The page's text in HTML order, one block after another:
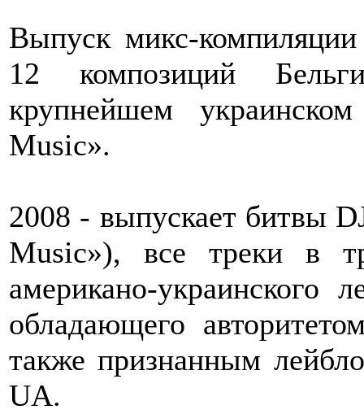
Выпуск микс-
12 композиций
крупнейшем
Music».
2008 - выпускает битвы
Music»), все треки в
американо-украинского
обладающего
также признанным
UA.